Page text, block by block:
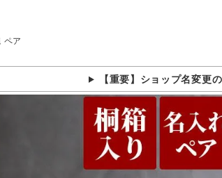
ペア
【重要】ショップ名変更